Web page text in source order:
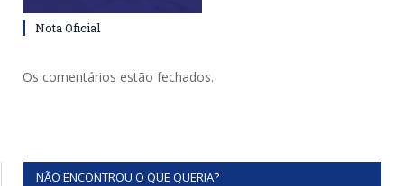
Nota Oficial
Os comentários estão fechados.
NÃO ENCONTROU O QUE QUERIA?